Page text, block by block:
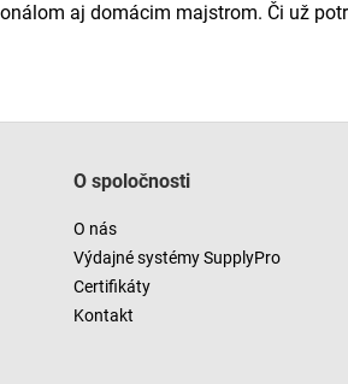
aj domácim majstrom. Či už
O spoločnosti
O nás
Výdajné systémy SupplyPro
Certifikáty
Kontakt